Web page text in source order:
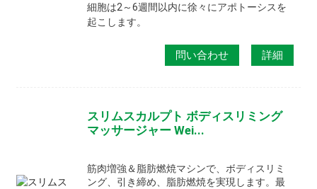
細胞は2～6週間以内に徐々にアポトーシスを
起こします。
問い合わせ 詳細
スリムスカルプト ボディスリミング
マッサージャー Wei...
筋肉増強＆脂肪燃焼マシンで、ボディスリミ
ング、引き締め、脂肪燃焼を実現します。最